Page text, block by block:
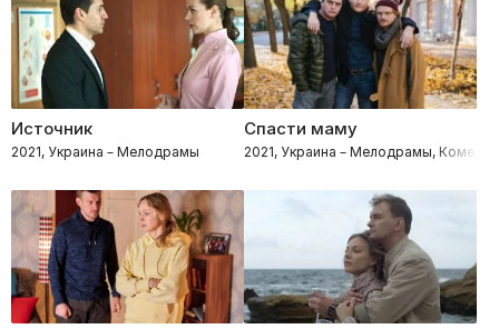
Источник
2021, Украина – Мелодрамы
Спасти маму
2021, Украина – Мелодрамы, Комедии